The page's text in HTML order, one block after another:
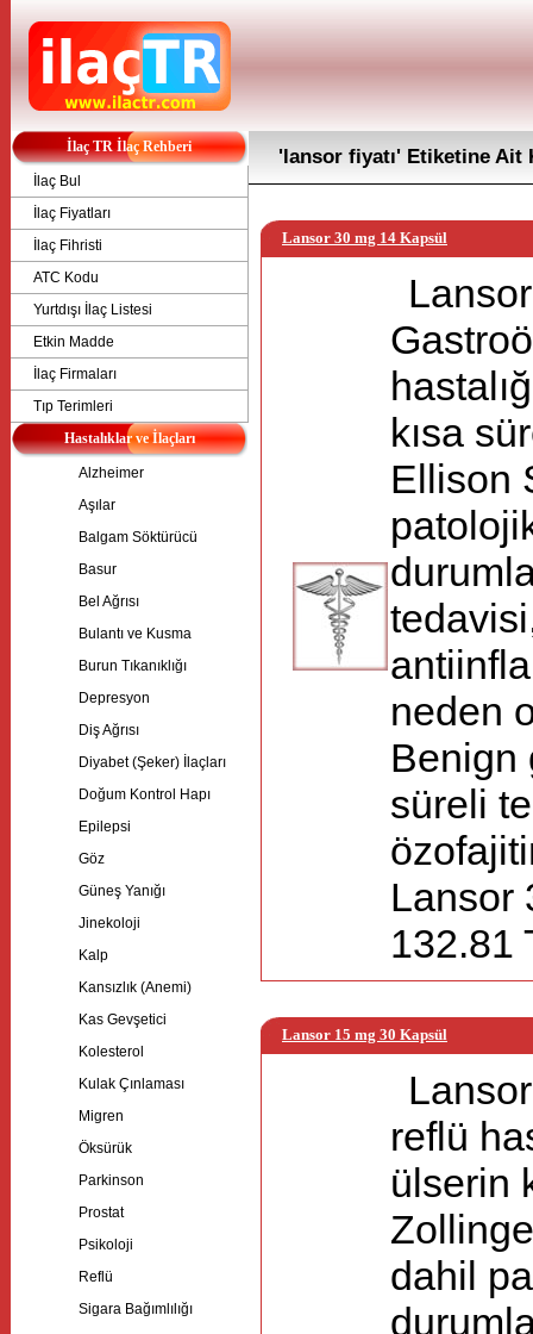
İlaç TR İlaç Rehberi
İlaç Bul
İlaç Fiyatları
İlaç Fihristi
ATC Kodu
Yurtdışı İlaç Listesi
Etkin Madde
İlaç Firmaları
Tıp Terimleri
Hastalıklar ve İlaçları
Alzheimer
Aşılar
Balgam Söktürücü
Basur
Bel Ağrısı
Bulantı ve Kusma
Burun Tıkanıklığı
Depresyon
Diş Ağrısı
Diyabet (Şeker) İlaçları
Doğum Kontrol Hapı
Epilepsi
Göz
Güneş Yanığı
Jinekoloji
Kalp
Kansızlık (Anemi)
Kas Gevşetici
Kolesterol
Kulak Çınlaması
Migren
Öksürük
Parkinson
Prostat
Psikoloji
Reflü
Sigara Bağımlılığı
'lansor fiyatı' Etiketine Ait
Lansor 30 mg 14 Kapsül
kısa
Ellison
neden
Benign
süreli
Lansor
132.81
Lansor 15 mg 30 Kapsül
reflü
ülserin
dahil